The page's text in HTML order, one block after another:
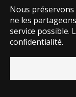
Nous
ne les
service possible.
confidentialité.